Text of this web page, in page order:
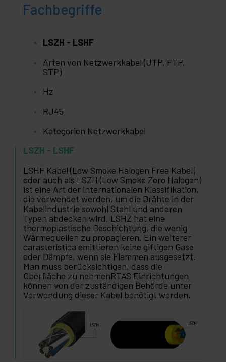
Fachbegriffe
LSZH - LSHF
Arten von Netzwerkkabel (UTP, FTP,
STP)
Hz
RJ45
Kategorien Netzwerkkabel
LSZH - LSHF
LSHF Kabel (Low Smoke Halogen Free Kabel)
oder auch als LSZH (Low Smoke Zero Halogen)
ist eine Art der internationalen Klassifikation,
die verwendet werden, um die Drähte in der
Kabelindustrie sowohl Stahl und anderen
Typen abdecken wird. LSHZ hat eine
thermoplastische Beschichtung, die wenig
Wärmequellen zu propagieren. Ein weiterer
carasterística emittieren keine giftigen Gase
oder Dämpfe, wenn sie Flammen ausgesetzt.
Man muss berücksichtigen, dass die
Oberfläche zu nehmenRTAS Einrichtungen
können von der zuständigen Behörde unter
Verwendung dieser Kabel benötigt werden.